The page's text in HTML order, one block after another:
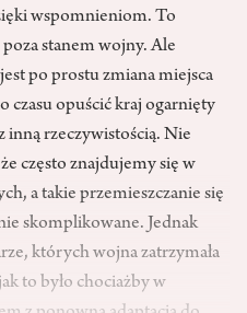
wspomnieniom. To
stanem wojny. Ale
po prostu zmiana miejsca
czasu opuścić kraj ogarnięty
inną rzeczywistością. Nie
że często znajdujemy się w
a takie przemieszczanie się
skomplikowane. Jednak
których wojna zatrzymała
to było chociażby w